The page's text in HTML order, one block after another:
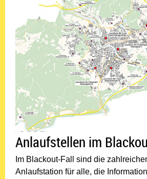
Anlaufstellen im
Im Blackout-Fall sind die
Anlaufstation für alle, die